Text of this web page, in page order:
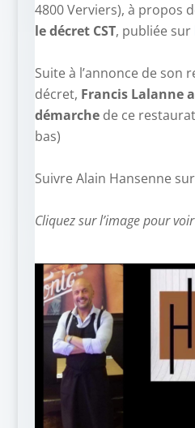
4800 Verviers), à propos
le décret CST, publiée sur
Suite à l’annonce de son
décret, Francis Lalanne
démarchede ce
bas)
Suivre Alain Hansenne sur
Cliquez sur l’image pour